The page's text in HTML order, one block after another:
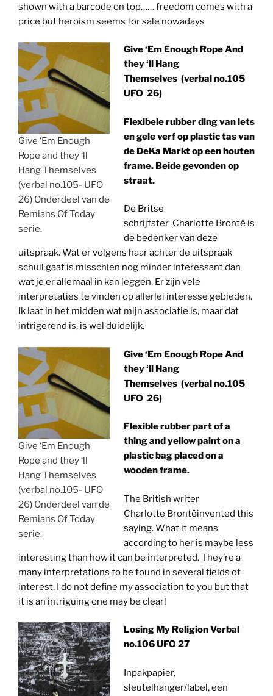
shown with a barcode on top…… freedom comes with a
price but heroism seems for sale nowadays
Give ‘Em Enough
Rope and they ‘ll
Hang Themselves
(verbal no.105- UFO
26) Onderdeel van de
Remians Of Today
serie.
Give ‘Em Enough Rope And
they ‘ll Hang
Themselves(verbal no.105
UFO 26)
Flexibele rubber ding van iets
en gele verf op plastic tas van
de DeKa Markt op een houten
frame. Beide gevonden op
straat.
De Britse
schrijfster Charlotte Brontë is
de bedenker van deze
uitspraak. Wat er volgens haar achter de uitspraak
schuil gaat is misschien nog minder interessant dan
wat je er allemaal in kan leggen. Er zijn vele
interpretaties te vinden op allerlei interesse gebieden.
Ik laat in het midden wat mijn associatie is, maar dat
intrigerend is, is wel duidelijk.
Give ‘Em Enough
Rope and they ‘ll
Hang Themselves
(verbal no.105- UFO
26) Onderdeel van de
Remians Of Today
serie.
Give ‘Em Enough Rope And
they ‘ll Hang
Themselves(verbal no.105
UFO 26)
Flexible rubber part of a
thing and yellow paint on a
plastic bag placed on a
wooden frame.
The British writer
Charlotte Brontëinvented this
saying. What it means
according to her is maybe less
interesting than how it can be interpreted. They’re a
many interpretations to be found in several fields of
interest. I do not define my association to you but that
it is an intriguing one may be clear!
Losing My Religion Verbal
no.106 UFO 27
Inpakpapier,
sleutelhanger/label, een